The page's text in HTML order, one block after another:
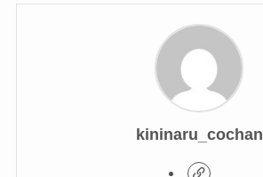
kininaru_cochan